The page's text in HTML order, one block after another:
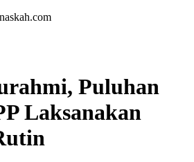
Puluhan
Laksanakan